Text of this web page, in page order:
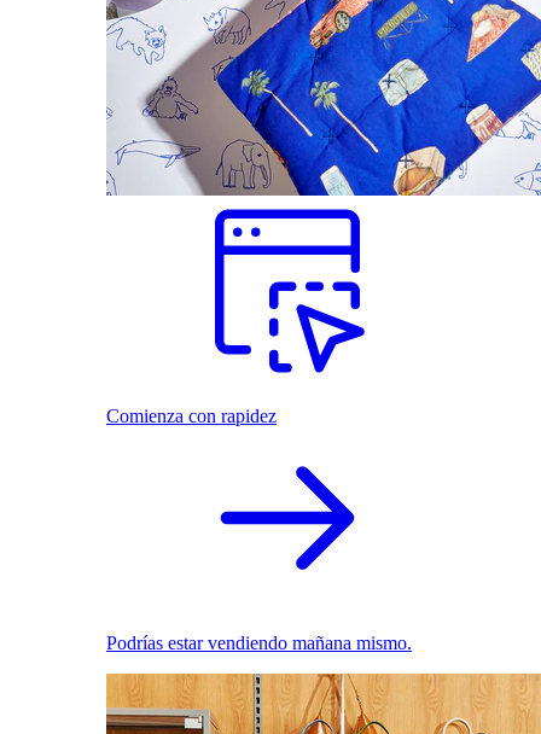
Comienza con rapidez
Podrías estar vendiendo mañana mismo.